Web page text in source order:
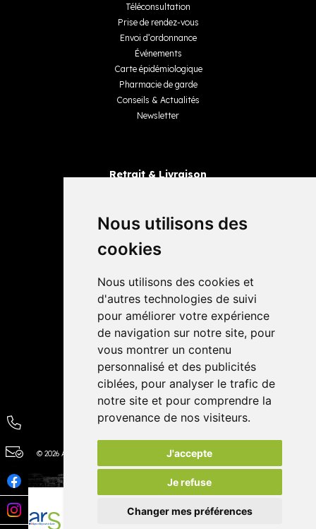
Nous utilisons des
cookies
Nous utilisons des cookies et
d'autres technologies de suivi
pour améliorer votre expérience
de navigation sur notre site, pour
vous montrer un contenu
personnalisé et des publicités
ciblées, pour analyser le trafic de
notre site et pour comprendre la
provenance de nos visiteurs.
J'accepte
Je refuse
Changer mes préférences
Téléconsultation
Prise de rendez-vous
Envoi d’ordonnance
Événements
Carte épidémiologique
Pharmacie de garde
Conseils & Actualités
Newsletter
Retrait & Livraison
Livraisons
4,4 / 5 65 avis
© 2026 Autour de la Pharmacie Tous droits réservés